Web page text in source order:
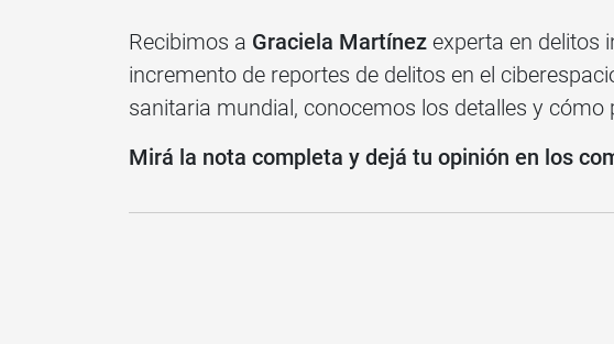
Recibimos a Graciela Martínez experta en delitos
incremento de reportes de delitos en el
sanitaria mundial, conocemos los detalles y cómo
Mirá la nota completa y dejá tu opinión en los